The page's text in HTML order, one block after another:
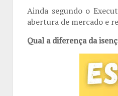
Ainda segundo o
abertura de mercado e
Qual a diferença da